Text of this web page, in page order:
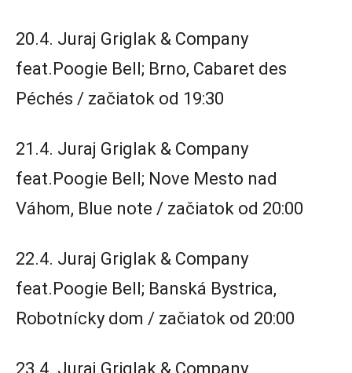
20.4. Juraj Griglak & Company
feat.Poogie Bell; Brno, Cabaret des
Péchés / začiatok od 19:30
21.4. Juraj Griglak & Company
feat.Poogie Bell; Nove Mesto nad
Váhom, Blue note / začiatok od 20:00
22.4. Juraj Griglak & Company
feat.Poogie Bell; Banská Bystrica,
Robotnícky dom / začiatok od 20:00
23.4. Juraj Griglak & Company